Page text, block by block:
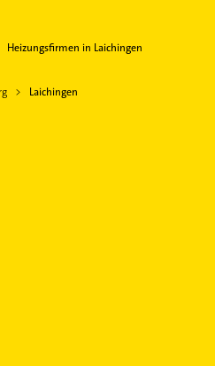
Heizungsfirmen in Laichingen
Laichingen